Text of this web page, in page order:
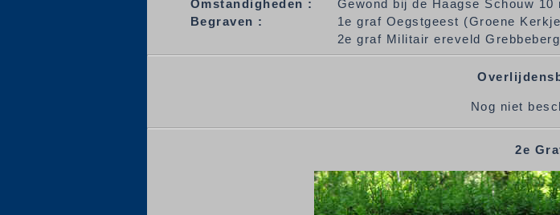
Omstandigheden :
Gewond bij de Haagse Schouw 10
Begraven :
1e graf Oegstgeest (Groene
2e graf Militair ereveld
Nog niet
2e